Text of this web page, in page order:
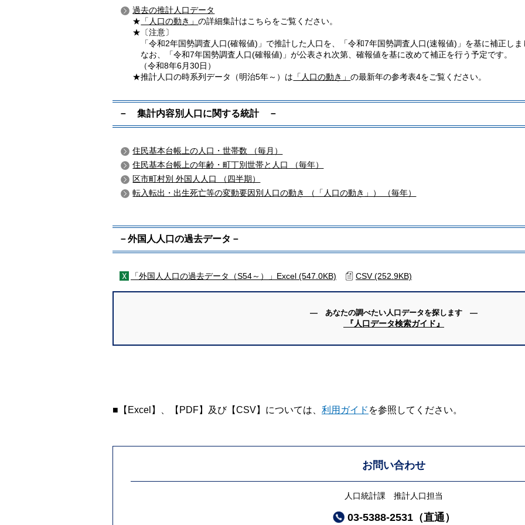
過去の推計人口データ
★ 「人口の動き」の詳細集計はこちらをご覧ください。
★〔注意〕
「令和2年国勢調査人口(確報値)」で推計した人口を、「令和7年国勢調査人口(速報値)」を基に補正しま
なお、「令和7年国勢調査人口(確報値)」が公表され次第、確報値を基に改めて補正を行う予定です。
（令和8年6月30日）
★推計人口の時系列データ（明治5年～）は 「人口の動き」の最新年の参考表4をご覧ください。
－ 集計内容別人口に関する統計 －
住民基本台帳上の人口・世帯数 （毎月）
住民基本台帳上の年齢・町丁別世帯と人口 （毎年）
区市町村別 外国人人口 （四半期）
転入転出・出生死亡等の変動要因別人口の動き （「人口の動き」） （毎年）
－外国人人口の過去データ－
「外国人人口の過去データ（S54～）」Excel (547.0KB) CSV (252.9KB)
― あなたの調べたい人口データを探します ―
『人口データ検索ガイド』
■【Excel】、【PDF】及び【CSV】については、 利用ガイド を参照してください。
お問い合わせ
人口統計課 推計人口担当
03-5388-2531（直通）